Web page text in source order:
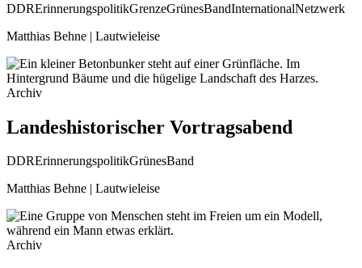
DDRErinnerungspolitikGrenzeGrünesBandInternationalNetzwerk
Matthias Behne | Lautwieleise
Archiv
Landeshistorischer Vortragsabend
DDRErinnerungspolitikGrünesBand
Matthias Behne | Lautwieleise
Archiv